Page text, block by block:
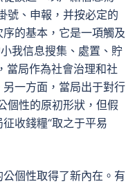
號、申報，并按必定的
的基本，它是一項觸及
我信息搜集、處置、貯
當局作為社會治理和社
一方面，當局出于對行
個性的原初形狀，但假
收錢糧“取之于平易
個性取得了新內在。有